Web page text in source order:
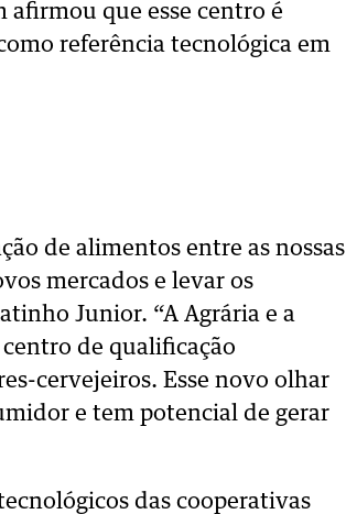
afirmou que esse centro é
referência tecnológica em
de alimentos entre as nossas
mercados e levar os
Junior. “A Agrária e a
de qualificação
cervejeiros. Esse novo olhar
e tem potencial de gerar
das cooperativas